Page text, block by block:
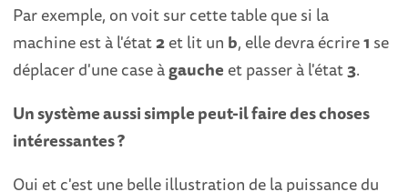
Par exemple, on voit sur cette table que si la
machine est à l'état2et lit un b, elle devra écrire1 se
déplacer d'une case àgauche et passer à l'état3.
Un système aussi simple peut-il faire des choses
intéressantes ?
Oui et c'est une belle illustration de la puissance du